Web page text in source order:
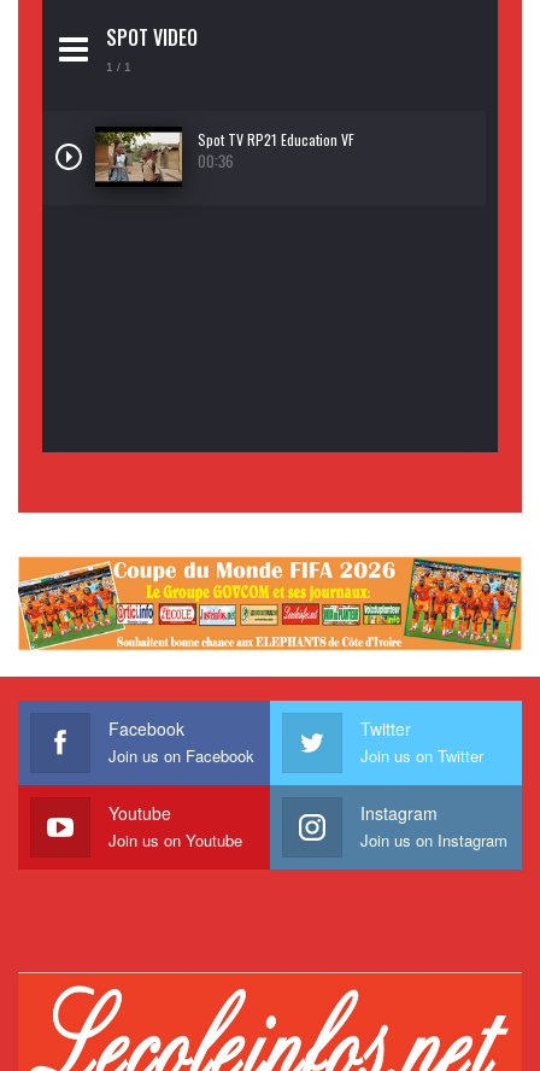
SPOT VIDEO
1 / 1
Spot TV RP21 Education VF
00:36
Facebook
Join us on Facebook
Twitter
Join us on Twitter
Youtube
Join us on Youtube
Instagram
Join us on Instagram